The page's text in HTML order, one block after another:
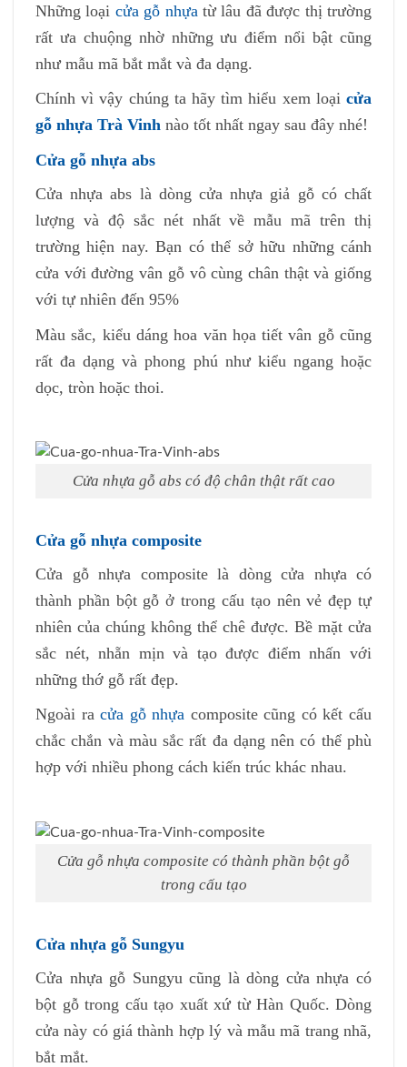
Những loại cửa gỗ nhựa từ lâu đã được thị trường
rất ưa chuộng nhờ những ưu điểm nổi bật cũng
như mẫu mã bắt mắt và đa dạng.
Chính vì vậy chúng ta hãy tìm hiểu xem loại cửa
gỗ nhựa Trà Vinh nào tốt nhất ngay sau đây nhé!
Cửa gỗ nhựa abs
Cửa nhựa abs là dòng cửa nhựa giả gỗ có chất
lượng và độ sắc nét nhất về mẫu mã trên thị
trường hiện nay. Bạn có thể sở hữu những cánh
cửa với đường vân gỗ vô cùng chân thật và giống
với tự nhiên đến 95%
Màu sắc, kiểu dáng hoa văn họa tiết vân gỗ cũng
rất đa dạng và phong phú như kiểu ngang hoặc
dọc, tròn hoặc thoi.
Cửa nhựa gỗ abs có độ chân thật rất cao
Cửa gỗ nhựa composite
Cửa gỗ nhựa composite là dòng cửa nhựa có
thành phần bột gỗ ở trong cấu tạo nên vẻ đẹp tự
nhiên của chúng không thể chê được. Bề mặt cửa
sắc nét, nhẵn mịn và tạo được điểm nhấn với
những thớ gỗ rất đẹp.
Ngoài racửa gỗ nhựa composite cũng có kết cấu
chắc chắn và màu sắc rất đa dạng nên có thể phù
hợp với nhiều phong cách kiến trúc khác nhau.
Cửa gỗ nhựa composite có thành phần bột gỗ
trong cấu tạo
Cửa nhựa gỗ Sungyu
Cửa nhựa gỗ Sungyu cũng là dòng cửa nhựa có
bột gỗ trong cấu tạo xuất xứ từ Hàn Quốc. Dòng
cửa này có giá thành hợp lý và mẫu mã trang nhã,
bắt mắt.